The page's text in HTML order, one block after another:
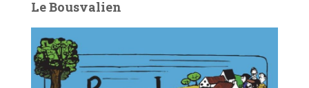
Le Bousvalien